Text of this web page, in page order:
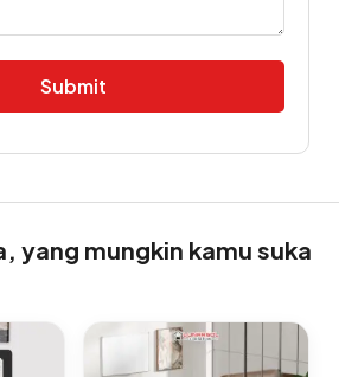
yang mungkin kamu suka